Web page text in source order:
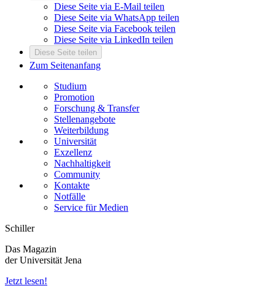
Diese Seite via E-Mail teilen
Diese Seite via WhatsApp teilen
Diese Seite via Facebook teilen
Diese Seite via LinkedIn teilen
Diese Seite teilen
Zum Seitenanfang
Studium
Promotion
Forschung & Transfer
Stellenangebote
Weiterbildung
Universität
Exzellenz
Nachhaltigkeit
Community
Kontakte
Notfälle
Service für Medien
Schiller
Das Magazin
der Universität Jena
Jetzt lesen!